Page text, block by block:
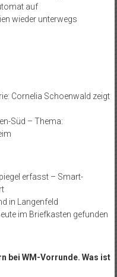
auf
wieder unterwegs
Cornelia Schoenwald zeigt
Süd – Thema:
erfasst – Smart-
in Langenfeld
im Briefkasten gefunden
bei WM-Vorrunde. Was ist